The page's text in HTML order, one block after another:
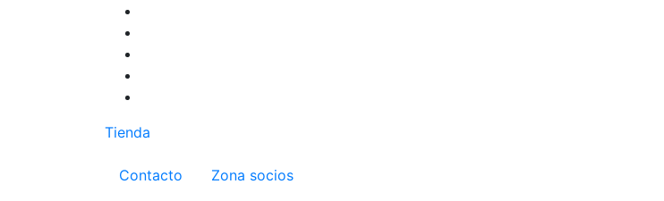
Tienda
Menú del compte d'usuari
Contacto
Zona socios